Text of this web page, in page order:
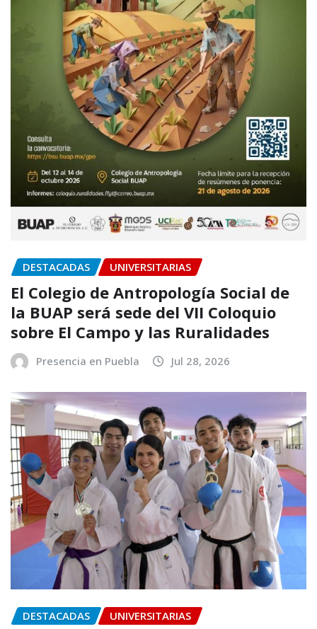
DESTACADAS UNIVERSITARIAS
El Colegio de Antropología Social de
la BUAP será sede del VII Coloquio
sobre El Campo y las Ruralidades
Presencia en Puebla Jul 28, 2026
DESTACADAS UNIVERSITARIAS